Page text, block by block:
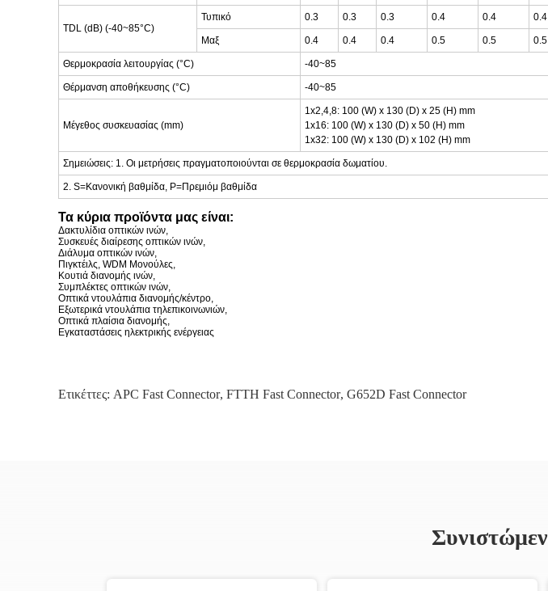
TDL (dB) (-40~85°C)
Τυπικό 0.3 0.3 0.3 0.4 0.4 0.4
Μαξ 0.4 0.4 0.4 0.5 0.5 0.5
Θερμοκρασία λειτουργίας (°C) -40~85
Θέρμανση αποθήκευσης (°C) -40~85
Μέγεθος συσκευασίας (mm)
1x2,4,8: 100 (W) x 130 (D) x 25 (H) mm
1x16: 100 (W) x 130 (D) x 50 (H) mm
1x32: 100 (W) x 130 (D) x 102 (H) mm
Σημειώσεις: 1. Οι μετρήσεις πραγματοποιούνται σε θερμοκρασία δωματίου.
2. S=Κανονική βαθμίδα, P=Πρεμιόμ βαθμίδα
Τα κύρια προϊόντα μας είναι:
Δακτυλίδια οπτικών ινών,
Συσκευές διαίρεσης οπτικών ινών,
Διάλυμα οπτικών ινών,
Πιγκτέιλς, WDM Μονούλες,
Κουτιά διανομής ινών,
Συμπλέκτες οπτικών ινών,
Οπτικά ντουλάπια διανομής/κέντρο,
Εξωτερικά ντουλάπια τηλεπικοινωνιών,
Οπτικά πλαίσια διανομής,
Εγκαταστάσεις ηλεκτρικής ενέργειας
Ετικέττες: APC Fast Connector, FTTH Fast Connector, G652D Fast Connector